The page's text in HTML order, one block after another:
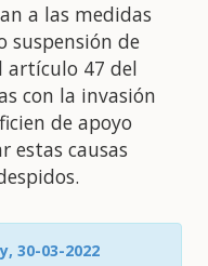
a las medidas
suspensión de
artículo 47 del
con la invasión
de apoyo
estas causas
30-03-2022